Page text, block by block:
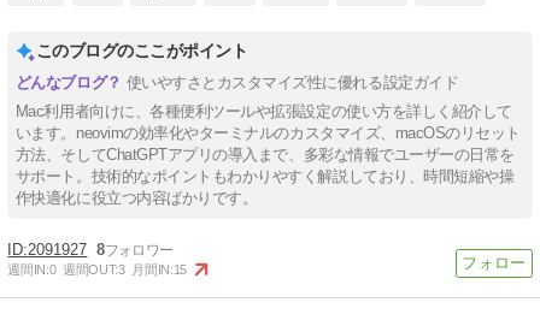
このブログのここがポイント
使いやすさとカスタマイズ性に優れる設定ガイド
Mac利用者向けに、各種便利ツールや拡張設定の使い方を詳しく紹介して
います。neovimの効率化やターミナルのカスタマイズ、macOSのリセット
方法、そしてChatGPTアプリの導入まで、多彩な情報でユーザーの日常を
サポート。技術的なポイントもわかりやすく解説しており、時間短縮や操
作快適化に役立つ内容ばかりです。
2091927 8
週間IN:0 週間OUT:3 月間IN:15